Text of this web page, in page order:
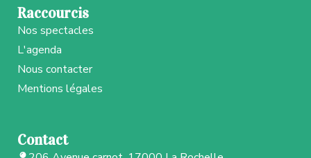
Raccourcis
Nos spectacles
L'agenda
Nous contacter
Mentions légales
Contact